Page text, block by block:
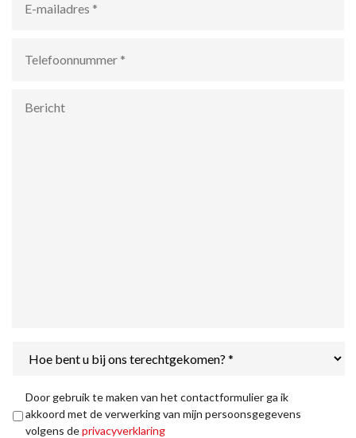
mailadres *
bent
ons
terechtgekomen?
Privacyverklaring *
Door gebruik te maken van het contactformulier ga ik
akkoord met de verwerking van mijn persoonsgegevens
volgens deprivacyverklaring